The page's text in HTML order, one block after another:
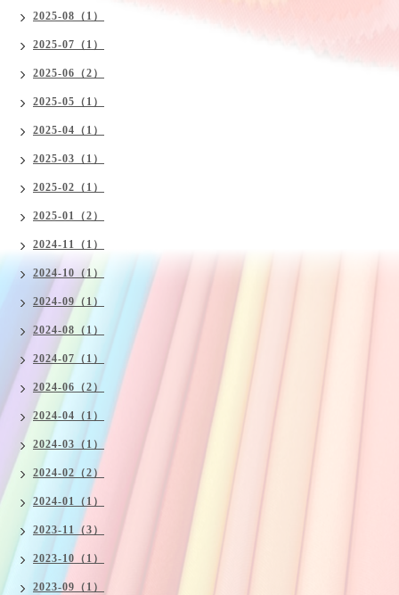
2025-08（1）
2025-07（1）
2025-06（2）
2025-05（1）
2025-04（1）
2025-03（1）
2025-02（1）
2025-01（2）
2024-11（1）
2024-10（1）
2024-09（1）
2024-08（1）
2024-07（1）
2024-06（2）
2024-04（1）
2024-03（1）
2024-02（2）
2024-01（1）
2023-11（3）
2023-10（1）
2023-09（1）